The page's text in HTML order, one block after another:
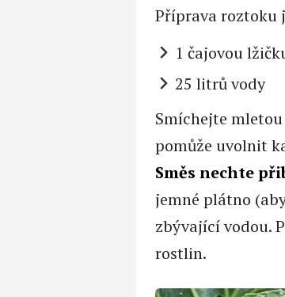
Příprava roztoku
1 čajovou
25 litrů vody
Smíchejte
pomůže uvolnit
Směs nechte
jemné plátno
zbývající vodou.
rostlin.